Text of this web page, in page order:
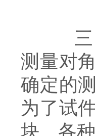
三、
测量对
确定的
为了试
块、各